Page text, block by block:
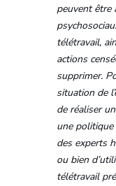
peuvent être
télétravail,
actions
supprimer.
situation de
de réaliser
une politique
des experts
ou bien
télétravail